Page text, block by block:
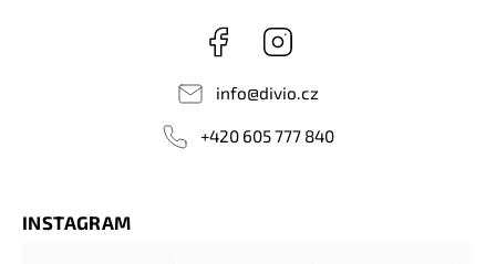
Facebook
info@divio.cz
+420 605 777 840
INSTAGRAM